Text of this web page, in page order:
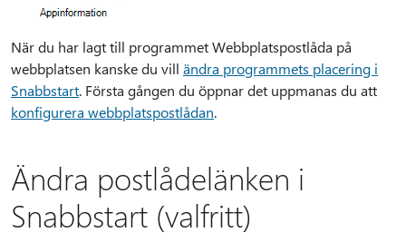
När du har lagt till programmet Webbplatspostlåda på
webbplatsen kanske du vill ändra programmets placering i
Snabbstart. Första gången du öppnar det uppmanas du att
konfigurera webbplatspostlådan.
Ändra postlådelänken i
Snabbstart (valfritt)